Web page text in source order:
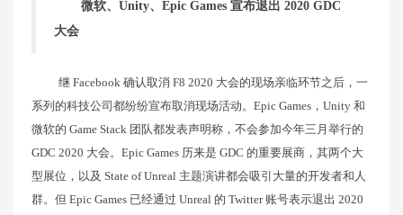
微软、Unity、Epic Games 宣布退出 2020 GDC
大会
继 Facebook 确认取消 F8 2020 大会的现场亲临环节之后，一
系列的科技公司都纷纷宣布取消现场活动。Epic Games，Unity 和
微软的 Game Stack 团队都发表声明称，不会参加今年三月举行的
GDC 2020 大会。Epic Games 历来是 GDC 的重要展商，其两个大
型展位，以及 State of Unreal 主题演讲都会吸引大量的开发者和人
群。但 Epic Games 已经通过 Unreal 的 Twitter 账号表示退出 2020